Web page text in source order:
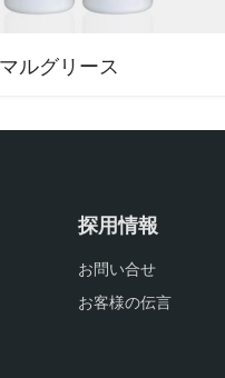
ルグリース
探用情報
お問い合せ
お客様の伝言